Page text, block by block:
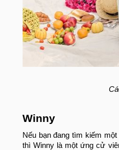
Winny
Nếu bạn đang tìm kiếm một
thì Winny là một ứng cử